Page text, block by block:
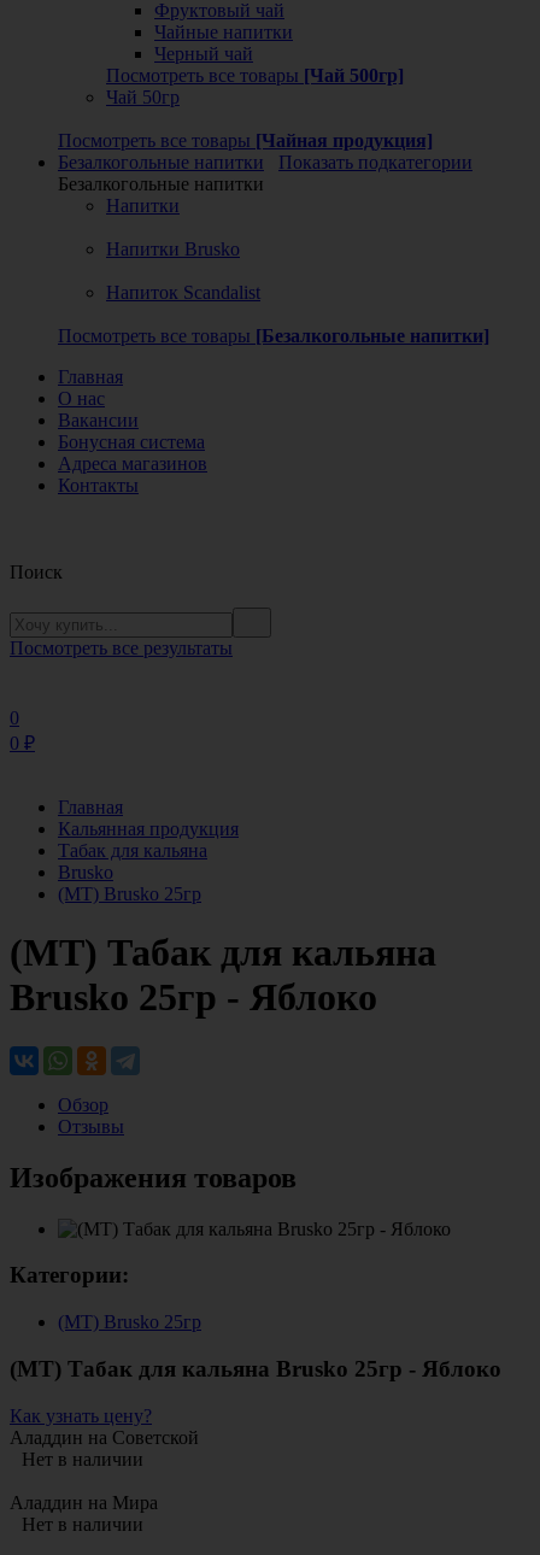
Фруктовый чай
Чайные напитки
Черный чай
Посмотреть все товары [Чай 500гр]
Чай 50гр
Посмотреть все товары [Чайная продукция]
Безалкогольные напитки
Показать подкатегории
Безалкогольные напитки
Напитки
Напитки Brusko
Напиток Scandalist
Посмотреть все товары [Безалкогольные напитки]
Главная
О нас
Вакансии
Бонусная система
Адреса магазинов
Контакты
Поиск
Посмотреть все результаты
0
0 ₽
Главная
Кальянная продукция
Табак для кальяна
Brusko
(МТ) Brusko 25гр
(МТ) Табак для кальяна
Brusko 25гр - Яблоко
Обзор
Отзывы
Изображения товаров
Категории:
(МТ) Brusko 25гр
(МТ) Табак для кальяна Brusko 25гр - Яблоко
Как узнать цену?
Аладдин на Советской
Нет в наличии
Аладдин на Мира
Нет в наличии